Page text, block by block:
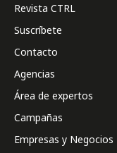
Revista CTRL
Suscríbete
Contacto
Agencias
Área de expertos
Campañas
Empresas y Negocios